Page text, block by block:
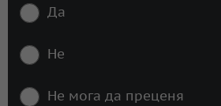
Да
Не
Не мога да преценя